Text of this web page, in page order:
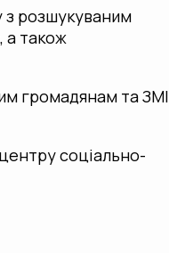
з розшукуваним
а також
громадянам та ЗМІ
соціально-